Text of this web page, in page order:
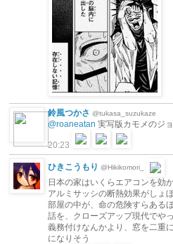
鈴風つかさ @tukasa_suzukaze
@roaneatan 実写版カモメのジ
20:23
ひきこうもり @Hikikomori_
日本の家はいくらエアコンを効
アルミサッシの断熱効果がしょ
部屋の中が、命の危険すらある
話を、クローズアップ現代でや
義務付けなんかより、窓を二重
になりそう